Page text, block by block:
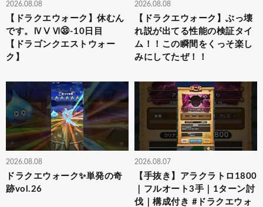
2026.08.08
【ドラクエウォーク】休むん
です。ⅣⅤⅥ㉝-10日目
【ドラゴンクエストウォー
ク】
2026.08.08
【ドラクエウォーク】ぶっ壊
れ説が出てる性能の検証タイ
ム！！この瞬間をくっそ楽し
みにしてたぜ！！
2026.08.08
ドラクエウォーク✨単発の奇
跡vol.26
2026.08.07
【手抜き】アラクラトロ1800
｜フルオート3手｜1ターン討
伐｜構成付き #ドラクエウォ